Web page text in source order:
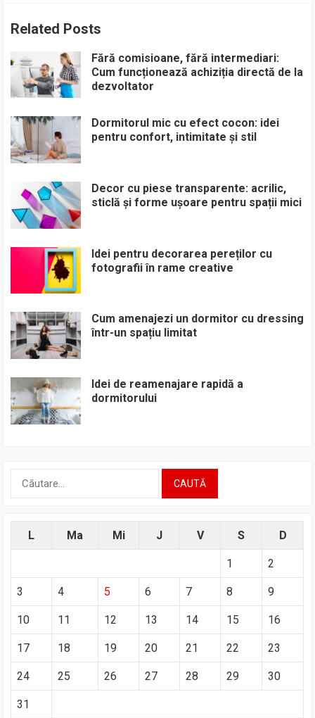
Related Posts
Fără comisioane, fără intermediari:
Cum funcționează achiziția directă de la
dezvoltator
Dormitorul mic cu efect cocon: idei
pentru confort, intimitate și stil
Decor cu piese transparente: acrilic,
sticlă și forme ușoare pentru spații mici
Idei pentru decorarea pereților cu
fotografii în rame creative
Cum amenajezi un dormitor cu dressing
într-un spațiu limitat
Idei de reamenajare rapidă a
dormitorului
L Ma Mi J V S D
1 2
3 4 5 6 7 8 9
10 11 12 13 14 15 16
17 18 19 20 21 22 23
24 25 26 27 28 29 30
31